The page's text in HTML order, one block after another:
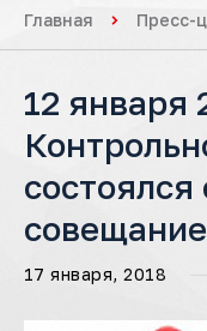
Главная Пресс-
12 января
совещание
17 января, 2018